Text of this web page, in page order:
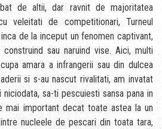
de altii, dar ravnit de majoritatea
veleitati de competitionari, Turneul
de la inceput un fenomen captivant,
sau naruind vise. Aici, multi
amara a infrangerii sau din dulcea
si s-au nascut rivalitati, am invatat
sa-ti pescuiesti sansa pana in
mai important decat toate astea la un
nucleele de pescari din toata tara,